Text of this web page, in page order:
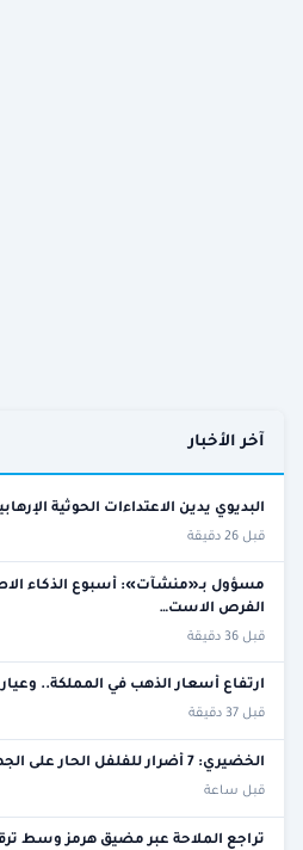
آخر الأخبار
البديوي يدين الاعتداءات الحوثية
قبل 26 دقيقة
مسؤول بـ«منشآت»: أسبوع الذكاء
الفرص الاست…
قبل 36 دقيقة
ارتفاع أسعار الذهب في المملكة.. وعيار 21 يسجل 452 ريالا…
قبل 37 دقيقة
الخضيري: 7 أضرار للفلفل الحار على الجهاز الهضمي والقولون…
قبل ساعة
تراجع الملاحة عبر مضيق هرمز وسط